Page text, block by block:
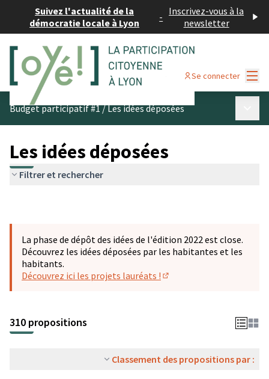
Suivez l'actualité de la
démocratie locale à Lyon
- Inscrivez-vous à la
newsletter
Se connecter
Budget participatif #1/Les idées déposées
Les idées déposées
Filtrer et rechercher
La phase de dépôt des idées de l'édition 2022 est close.
Découvrez les idées déposées par les habitantes et les
habitants.
Découvrez ici les projets lauréats !
310 propositions
Classement des propositions par :